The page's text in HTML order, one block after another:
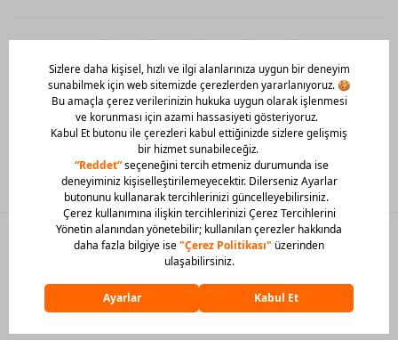
Mobil Uygulamamızı Hemen İndir!
© 2026 Barcin Tüm Hakları Saklıdır
Sitedeki görsel materyaller izinsiz kullanılamaz.